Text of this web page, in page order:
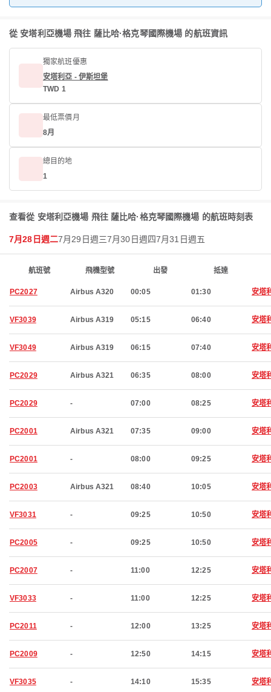
從 安塔利亞機場 飛往 薩比哈·格克琴國際機場 的航班資訊
獨家航班優惠
安塔利亞 - 伊斯坦堡
TWD 1
最低票價月
8月
總目的地
1
查看從 安塔利亞機場 飛往 薩比哈·格克琴國際機場 的航班時刻表
7月28日週二7月29日週三7月30日週四7月31日週五
航班號 飛機型號 出發 抵達
PC2027 Airbus A320 00:05 01:30 安塔
VF3039 Airbus A319 05:15 06:40 安塔
VF3049 Airbus A319 06:15 07:40 安塔
PC2029 Airbus A321 06:35 08:00 安塔
PC2029 - 07:00 08:25 安塔
PC2001 Airbus A321 07:35 09:00 安塔
PC2001 - 08:00 09:25 安塔
PC2003 Airbus A321 08:40 10:05 安塔
VF3031 - 09:25 10:50 安塔
PC2005 - 09:25 10:50 安塔
PC2007 - 11:00 12:25 安塔
VF3033 - 11:00 12:25 安塔
PC2011 - 12:00 13:25 安塔
PC2009 - 12:50 14:15 安塔
VF3035 - 14:10 15:35 安塔